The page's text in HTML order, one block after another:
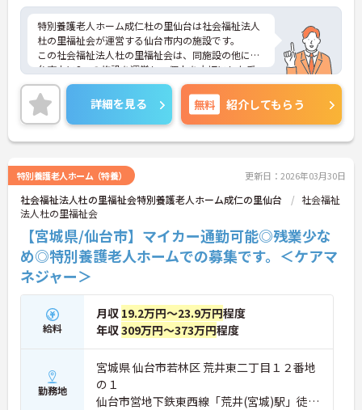
特別養護老人ホーム成仁杜の里仙台は社会福祉法人
杜の里福祉会が運営する仙台市内の施設です。
この社会福祉法人杜の里福祉会は、同施設の他に仙
台市内に2つの施設を運営し、個人を大切にした愛
情あるケアを提供しています。
経験やスキルよりもやる気や介護への想いを重視し
た採用を行なっていますので、少しでもご興味ある
方には、お気軽にご相談ください。
詳細を見る 無料 紹介してもらう
特別養護老人ホーム（特養） 更新日：2026年03月30日
社会福祉法人杜の里福祉会特別養護老人ホーム成仁の里仙台
社会福祉
法人杜の里福祉会
【宮城県/仙台市】マイカー通勤可能◎残業少な
め◎特別養護老人ホームでの募集です。＜ケアマ
ネジャー＞
給料
月収 19.2万円～23.9万円程度
年収309万円～373万円程度
勤務地
宮城県 仙台市若林区 荒井東二丁目１２番地
の１
仙台市営地下鉄東西線「荒井(宮城)駅」徒歩